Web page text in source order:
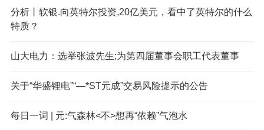
分析丨软银.向英特尔投资,20亿美元，看中了英特尔的什么
特质？
山大电力：选举张波先生;为第四届董事会职工代表董事
关于“华盛锂电”“—*ST元成”交易风险提示的公告
每日一词 | 元:气森林<不>想再“依赖”气泡水